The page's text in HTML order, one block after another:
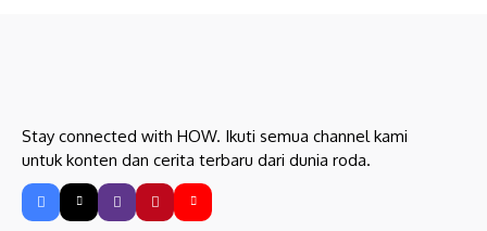
Stay connected with HOW. Ikuti semua channel kami
untuk konten dan cerita terbaru dari dunia roda.